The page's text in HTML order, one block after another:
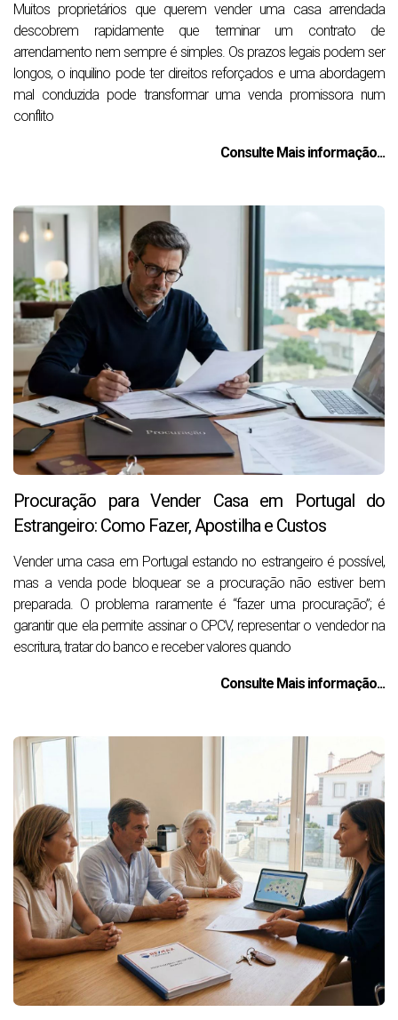
Muitos proprietários que querem vender uma casa arrendada
descobrem rapidamente que terminar um contrato de
arrendamento nem sempre é simples. Os prazos legais podem ser
longos, o inquilino pode ter direitos reforçados e uma abordagem
mal conduzida pode transformar uma venda promissora num
conflito
Consulte Mais informação...
Procuração para Vender Casa em Portugal do
Estrangeiro: Como Fazer, Apostilha e Custos
Vender uma casa em Portugal estando no estrangeiro é possível,
mas a venda pode bloquear se a procuração não estiver bem
preparada. O problema raramente é “fazer uma procuração”; é
garantir que ela permite assinar o CPCV, representar o vendedor na
escritura, tratar do banco e receber valores quando
Consulte Mais informação...